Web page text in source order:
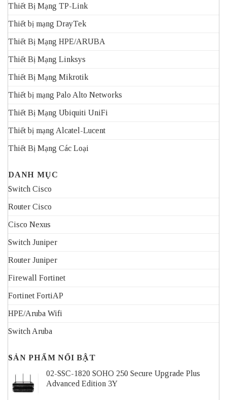
Thiết Bị Mạng TP-Link
Thiết bị mạng DrayTek
Thiết Bị Mạng HPE/ARUBA
Thiết Bị Mạng Linksys
Thiết Bị Mạng Mikrotik
Thiết bị mạng Palo Alto Networks
Thiết Bị Mạng Ubiquiti UniFi
Thiết bị mạng Alcatel-Lucent
Thiết Bị Mạng Các Loại
DANH MỤC
Switch Cisco
Router Cisco
Cisco Nexus
Switch Juniper
Router Juniper
Firewall Fortinet
Fortinet FortiAP
HPE/Aruba Wifi
Switch Aruba
SẢN PHẨM NỔI BẬT
02-SSC-1820 SOHO 250 Secure Upgrade Plus
Advanced Edition 3Y